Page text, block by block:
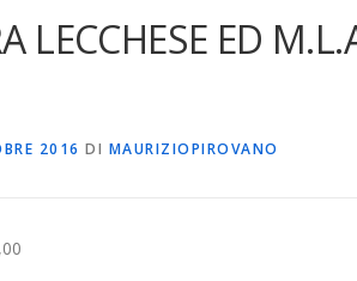
LECCHESE ED
2016 DI MAURIZIOPIROVANO